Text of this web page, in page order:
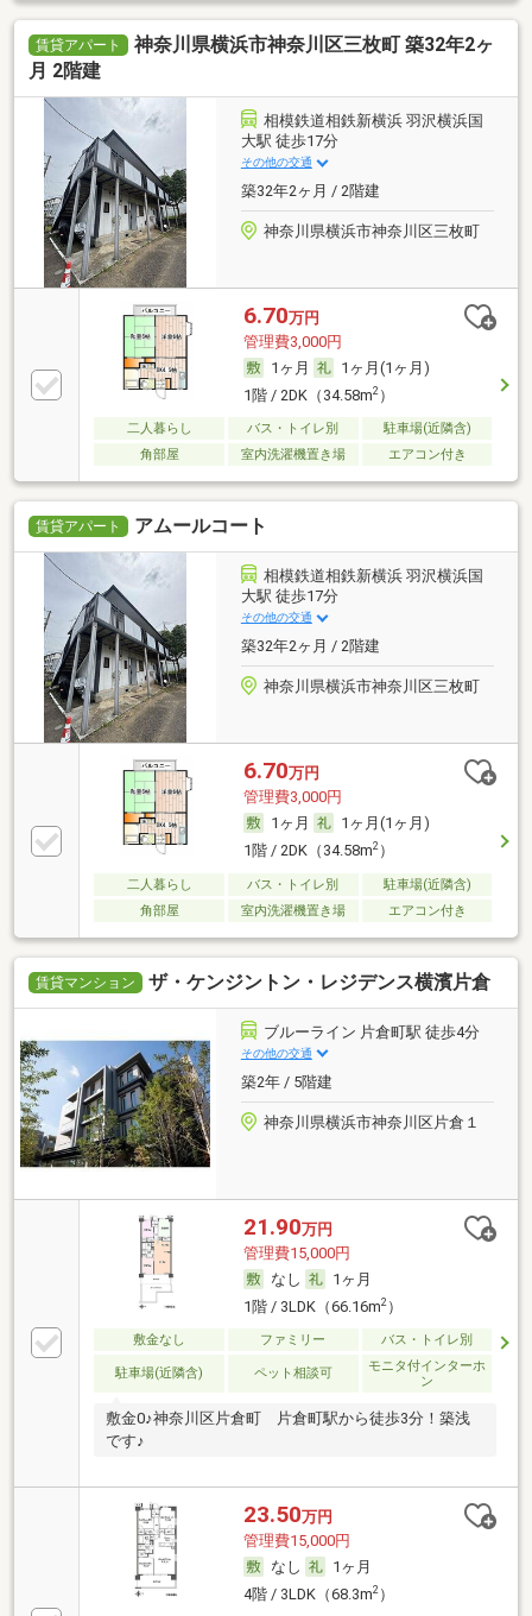
賃貸アパート
神奈川県横浜市神奈川区三枚町 築32年2ヶ
月 2階建
相模鉄道相鉄新横浜 羽沢横浜国
大駅 徒歩17分
その他の交通
築32年2ヶ月 / 2階建
神奈川県横浜市神奈川区三枚町
6.70万円
管理費3,000円
1ヶ月
1ヶ月(1ヶ月)
1階 / 2DK（34.58m2）
二人暮らし バス・トイレ別
駐車場(近隣含)
角部屋
室内洗濯機置き場 エアコン付き
賃貸アパート アムールコート
相模鉄道相鉄新横浜 羽沢横浜国
大駅 徒歩17分
その他の交通
築32年2ヶ月 / 2階建
神奈川県横浜市神奈川区三枚町
6.70万円
管理費3,000円
1ヶ月
1ヶ月(1ヶ月)
1階 / 2DK（34.58m2）
二人暮らし バス・トイレ別
駐車場(近隣含)
角部屋
室内洗濯機置き場 エアコン付き
賃貸マンション ザ・ケンジントン・レジデンス横濱片倉
ブルーライン 片倉町駅 徒歩4分
その他の交通
築2年 / 5階建
神奈川県横浜市神奈川区片倉１
21.90万円
管理費15,000円
なし
1ヶ月
1階 / 3LDK（66.16m2）
敷金なし ファミリー バス・トイレ別
駐車場(近隣含) ペット相談可
モニタ付インターホ
ン
敷金0♪神奈川区片倉町 片倉町駅から徒歩3分！築浅
です♪
23.50万円
管理費15,000円
なし
1ヶ月
4階 / 3LDK（68.3m2）